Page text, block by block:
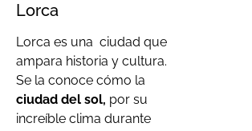
Lorca
Lorca es una ciudad que
ampara historia y cultura.
Se la conoce cómo la
ciudad del sol, por su
increíble clima durante